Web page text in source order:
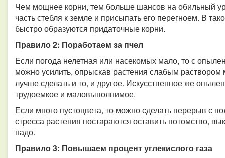
Чем мощнее корни, тем больше шансов на обильный
часть стебля к земле и присыпать его перегноем. В
быстро образуются придаточные корни.
Правило 2: Поработаем за пчел
Если погода нелетная или насекомых мало, то с
можно усилить, опрыскав растения слабым
лучше сделать и то, и другое. Искусственное же
трудоемкое и маловыполнимое.
Если много пустоцвета, то можно сделать перерыв с
стресса растения постараются оставить потомство,
надо.
Правило 3: Повышаем процент углекислого газа